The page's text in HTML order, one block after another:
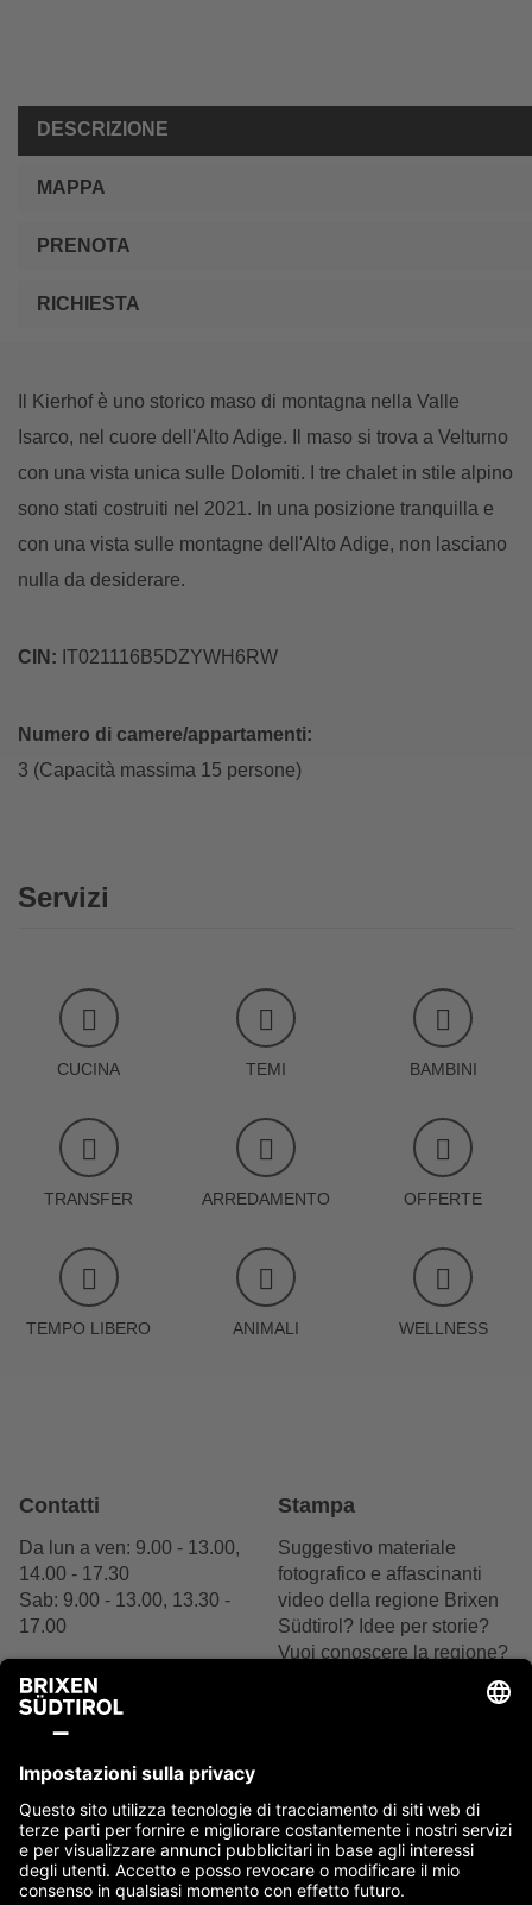
DESCRIZIONE
MAPPA
PRENOTA
RICHIESTA
Il Kierhof è uno storico maso di montagna nella Valle
Isarco, nel cuore dell'Alto Adige. Il maso si trova a Velturno
con una vista unica sulle Dolomiti. I tre chalet in stile alpino
sono stati costruiti nel 2021. In una posizione tranquilla e
con una vista sulle montagne dell'Alto Adige, non lasciano
nulla da desiderare.
CIN: IT021116B5DZYWH6RW
Numero di camere/appartamenti:
3 (Capacità massima 15 persone)
Servizi
CUCINA TEMI BAMBINI
TRANSFER ARREDAMENTO OFFERTE
TEMPO LIBERO ANIMALI WELLNESS
Contatti
Da lun a ven: 9.00 - 13.00,
14.00 - 17.30
Sab: 9.00 - 13.00, 13.30 -
17.00
Scrivici
Stampa
Suggestivo materiale
fotografico e affascinanti
video della regione Brixen
Südtirol? Idee per storie?
Vuoi conoscere la regione?